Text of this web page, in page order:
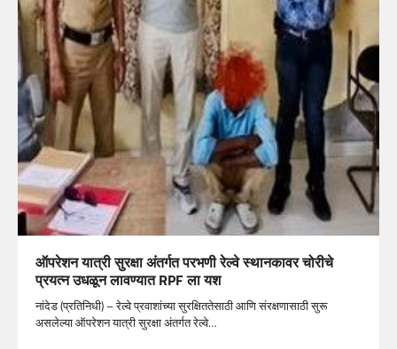
ऑपरेशन यात्री सुरक्षा अंतर्गत परभणी रेल्वे स्थानकावर चोरीचे
प्रयत्न उधळून लावण्यात RPF ला यश
नांदेड (प्रतिनिधी) – रेल्वे प्रवाशांच्या सुरक्षिततेसाठी आणि संरक्षणासाठी सुरू
असलेल्या ऑपरेशन यात्री सुरक्षा अंतर्गत रेल्वे…